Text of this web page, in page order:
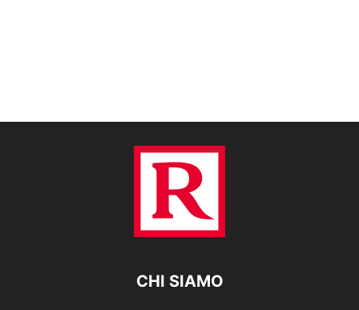
CHI SIAMO